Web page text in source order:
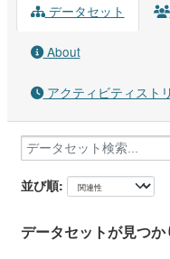
データセット
About
アクティビティスト
並び順
データセットが見つ